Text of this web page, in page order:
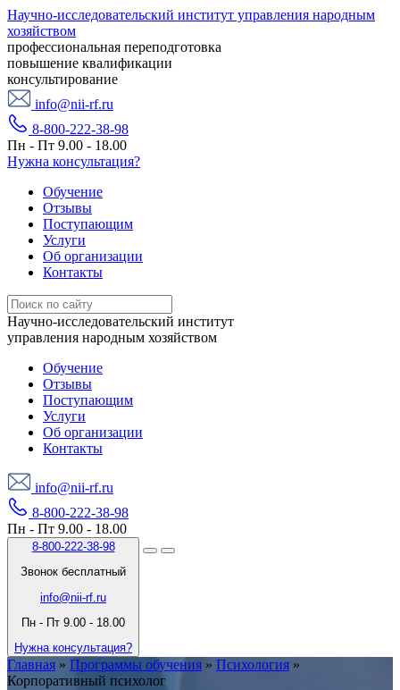
Научно-исследовательский институт управления народным
хозяйством
профессиональная переподготовка
повышение квалификации
консультирование
info@nii-rf.ru
8-800-222-38-98
Пн - Пт 9.00 - 18.00
Нужна консультация?
Обучение
Отзывы
Поступающим
Услуги
Об организации
Контакты
Научно-исследовательский институт
управления народным хозяйством
Обучение
Отзывы
Поступающим
Услуги
Об организации
Контакты
info@nii-rf.ru
8-800-222-38-98
Пн - Пт 9.00 - 18.00
8-800-222-38-98
Звонок бесплатный
info@nii-rf.ru
Пн - Пт 9.00 - 18.00
Нужна консультация?
Главная » Программы обучения » Психология »
Корпоративный психолог